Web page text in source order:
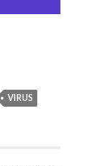
VIRUS